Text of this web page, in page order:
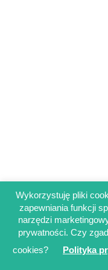
©
Wykorzystuję pliki
zapewniania funkcji
narzędzi
prywatności. Czy
cookies?
Polityka